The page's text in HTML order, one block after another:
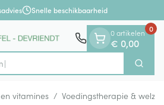
Snelle beschikbaarheid
Zoek
0 artikelen
€ 0,00
0
vitamines / Voedingstherapie & welzijn